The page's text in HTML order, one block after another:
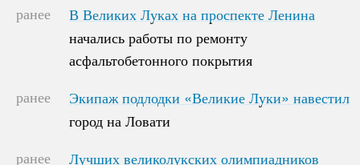
ранее
В Великих Луках на проспекте Ленина
начались работы по ремонту
асфальтобетонного покрытия
В Великих Луках на проспекте Ленина
начались работы по ремонту
асфальтобетонного покрытия
ранее
Экипаж подлодки «Великие Луки» навестил
город на Ловати
Экипаж подлодки «Великие Луки» навестил
город на Ловати
ранее
Лучших великолукских олимпиадников
Лучших великолукских олимпиадников